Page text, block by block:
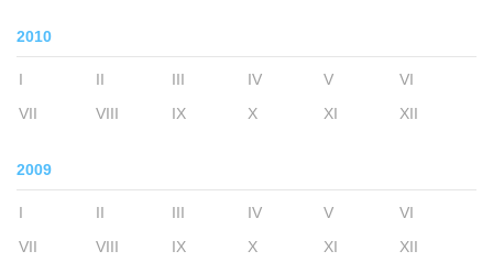
2010
I II III IV V
VI
VII
VIII IX X XI XII
2009
I II III IV V
VI
VII
VIII IX X XI XII